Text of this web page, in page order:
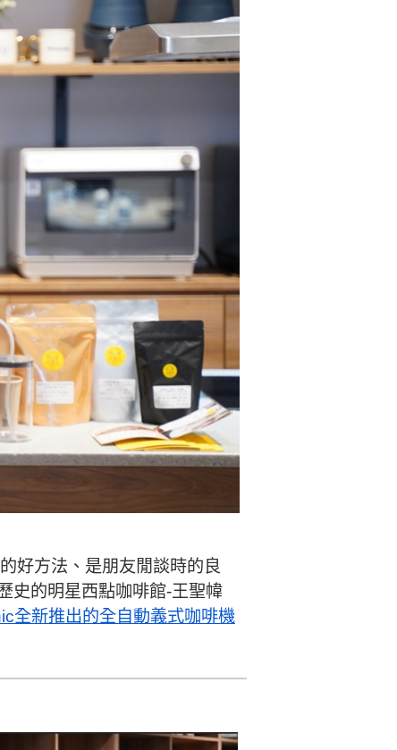
好方法、是朋友閒談時的良
史的明星西點咖啡館-王聖幃
全新推出的全自動義式咖啡機